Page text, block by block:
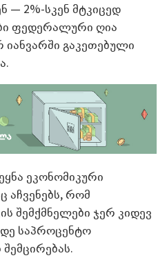
— 2%-სკენ მტკიცედ
ფედერალური ღია
იანვარში გაკეთებული
ეკონომიკური
აჩვენებს, რომ
შემქმნელები ჯერ კიდევ
საპროცენტო